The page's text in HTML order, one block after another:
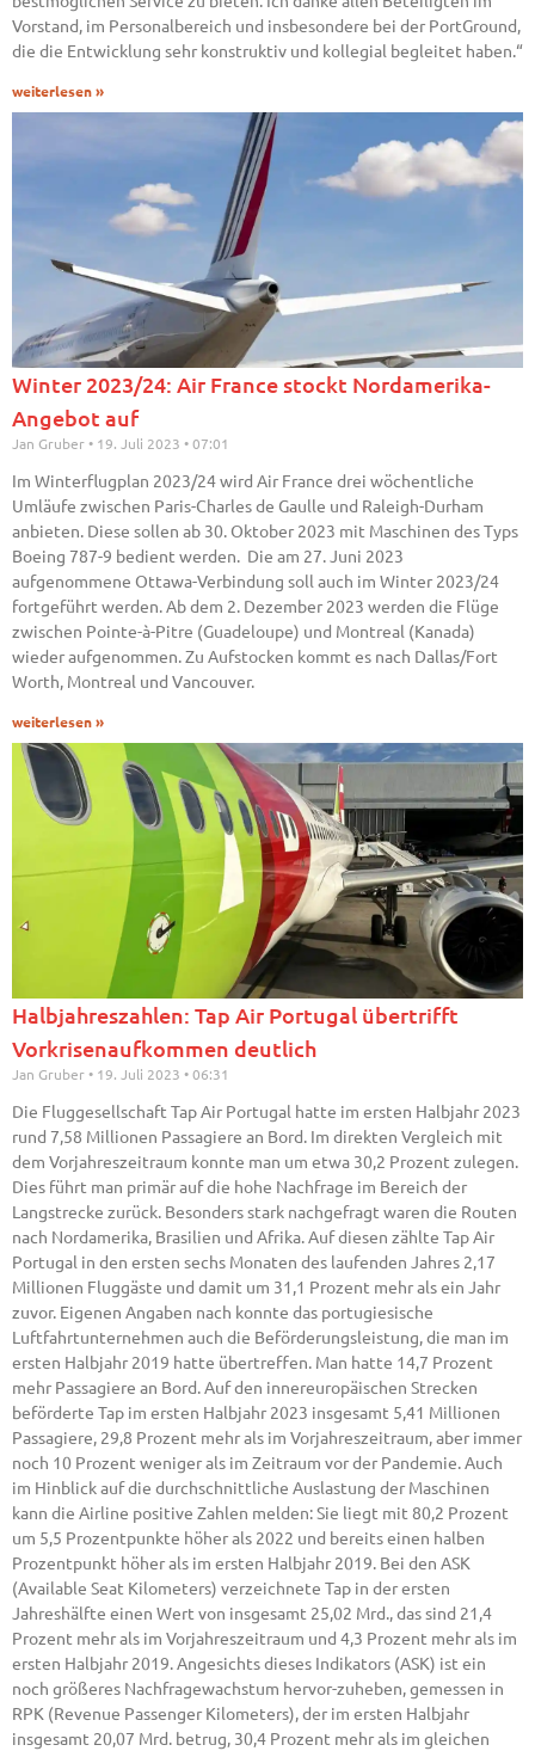
Vorstand, im Personalbereich und insbesondere bei der PortGround,
die die Entwicklung sehr konstruktiv und kollegial begleitet haben.“
weiterlesen »
Winter 2023/24: Air France stockt Nordamerika-
Angebot auf
Jan Gruber 19. Juli 2023 07:01
Im Winterflugplan 2023/24 wird Air France drei wöchentliche
Umläufe zwischen Paris-Charles de Gaulle und Raleigh-Durham
anbieten. Diese sollen ab 30. Oktober 2023 mit Maschinen des Typs
Boeing 787-9 bedient werden. Die am 27. Juni 2023
aufgenommene Ottawa-Verbindung soll auch im Winter 2023/24
fortgeführt werden. Ab dem 2. Dezember 2023 werden die Flüge
zwischen Pointe-à-Pitre (Guadeloupe) und Montreal (Kanada)
wieder aufgenommen. Zu Aufstocken kommt es nach Dallas/Fort
Worth, Montreal und Vancouver.
weiterlesen »
Halbjahreszahlen: Tap Air Portugal übertrifft
Vorkrisenaufkommen deutlich
Jan Gruber 19. Juli 2023 06:31
Die Fluggesellschaft Tap Air Portugal hatte im ersten Halbjahr 2023
rund 7,58 Millionen Passagiere an Bord. Im direkten Vergleich mit
dem Vorjahreszeitraum konnte man um etwa 30,2 Prozent zulegen.
Dies führt man primär auf die hohe Nachfrage im Bereich der
Langstrecke zurück. Besonders stark nachgefragt waren die Routen
nach Nordamerika, Brasilien und Afrika. Auf diesen zählte Tap Air
Portugal in den ersten sechs Monaten des laufenden Jahres 2,17
Millionen Fluggäste und damit um 31,1 Prozent mehr als ein Jahr
zuvor. Eigenen Angaben nach konnte das portugiesische
Luftfahrtunternehmen auch die Beförderungsleistung, die man im
ersten Halbjahr 2019 hatte übertreffen. Man hatte 14,7 Prozent
mehr Passagiere an Bord. Auf den innereuropäischen Strecken
beförderte Tap im ersten Halbjahr 2023 insgesamt 5,41 Millionen
Passagiere, 29,8 Prozent mehr als im Vorjahreszeitraum, aber immer
noch 10 Prozent weniger als im Zeitraum vor der Pandemie. Auch
im Hinblick auf die durchschnittliche Auslastung der Maschinen
kann die Airline positive Zahlen melden: Sie liegt mit 80,2 Prozent
um 5,5 Prozentpunkte höher als 2022 und bereits einen halben
Prozentpunkt höher als im ersten Halbjahr 2019. Bei den ASK
(Available Seat Kilometers) verzeichnete Tap in der ersten
Jahreshälfte einen Wert von insgesamt 25,02 Mrd., das sind 21,4
Prozent mehr als im Vorjahreszeitraum und 4,3 Prozent mehr als im
ersten Halbjahr 2019. Angesichts dieses Indikators (ASK) ist ein
noch größeres Nachfragewachstum hervor-zuheben, gemessen in
RPK (Revenue Passenger Kilometers), der im ersten Halbjahr
insgesamt 20,07 Mrd. betrug, 30,4 Prozent mehr als im gleichen